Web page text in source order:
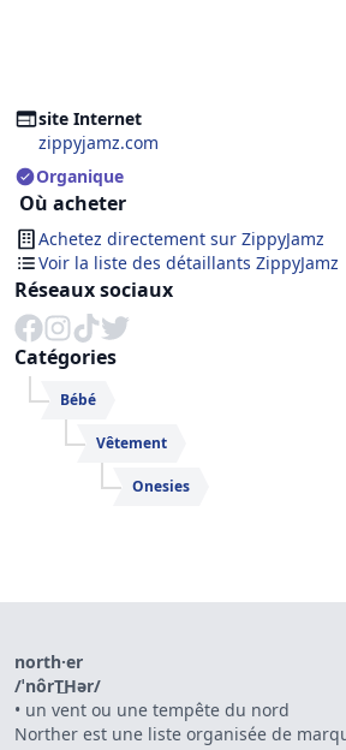
site Internet
zippyjamz.com
Organique
Où acheter
Achetez directement sur ZippyJamz
Voir la liste des détaillants ZippyJamz
Réseaux sociaux
Catégories
Bébé
Vêtement
Onesies
north·er
/ˈnôrT͟Hər/
• un vent ou une tempête du nord
Norther est une liste organisée de